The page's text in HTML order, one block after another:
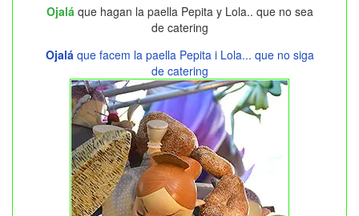
Ojaláque hagan la paella Pepita y Lola.. que no sea
de catering
Ojaláque facem la paella Pepita i Lola... que no siga
de catering